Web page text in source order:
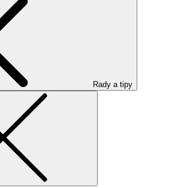
Rady a tipy